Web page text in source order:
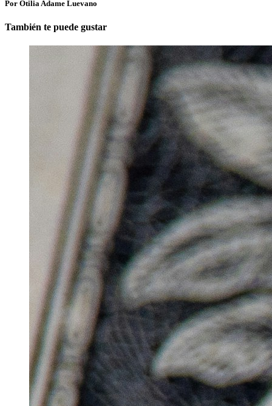
Por Otilia Adame Luevano
También te puede gustar